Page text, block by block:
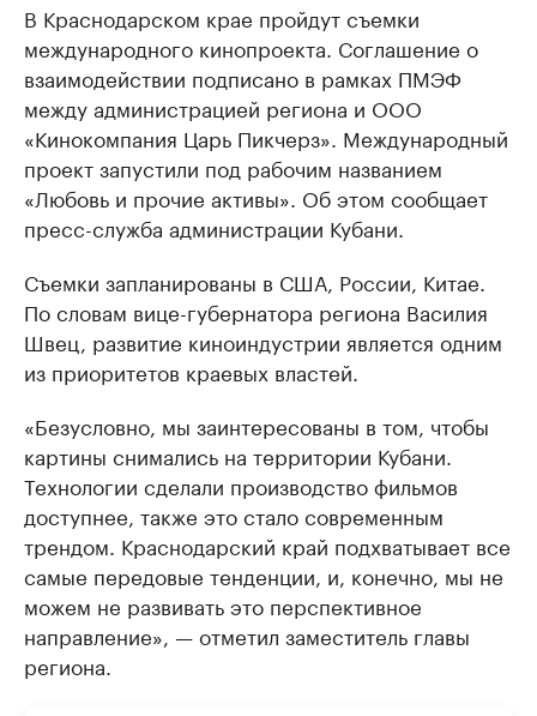
В Краснодарском крае пройдут съемки
международного кинопроекта. Соглашение о
взаимодействии подписано в рамках ПМЭФ
между администрацией региона и ООО
«Кинокомпания Царь Пикчерз». Международный
проект запустили под рабочим названием
«Любовь и прочие активы». Об этом сообщает
пресс-служба администрации Кубани.
Съемки запланированы в США, России, Китае.
По словам вице-губернатора региона Василия
Швец, развитие киноиндустрии является одним
из приоритетов краевых властей.
«Безусловно, мы заинтересованы в том, чтобы
картины снимались на территории Кубани.
Технологии сделали производство фильмов
доступнее, также это стало современным
трендом. Краснодарский край подхватывает все
самые передовые тенденции, и, конечно, мы не
можем не развивать это перспективное
направление», — отметил заместитель главы
региона.